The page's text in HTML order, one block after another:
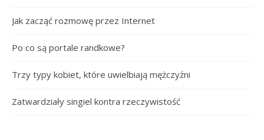
Jak zacząć rozmowę przez Internet
Po co są portale randkowe?
Trzy typy kobiet, które uwielbiają mężczyźni
Zatwardziały singiel kontra rzeczywistość